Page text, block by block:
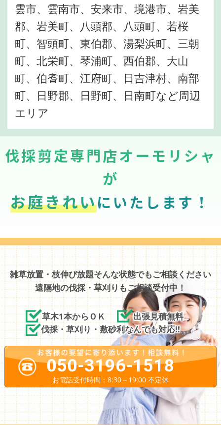
雲市、雲南市、安来市、境港市、岩美
郡、岩美町、八頭郡、八頭町、若桜
町、智頭町、東伯郡、湯梨浜町、三朝
町、北栄町、琴浦町、西伯郡、大山
町、伯耆町、江府町、日吉津村、南部
町、日野郡、日野町、日南町など周辺
エリア
伐採剪定専門店オーモリシャ
が
お庭きれいにいたします！
雑草放置・枝伸び放題そんな状態でもご相談ください
遠隔地の伐採・草刈りもご相談受付中！
草木1本からＯＫ
出張見積無料
伐採・草刈り・敷砂利なんでも対応!!
050-3196-1518
お電話受付時間：8:30～19:00 不定休